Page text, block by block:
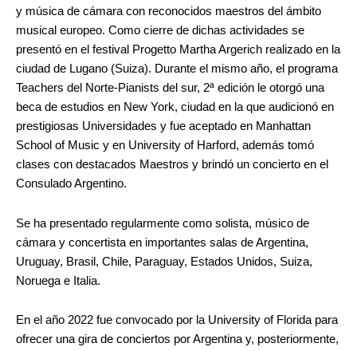
y música de cámara con reconocidos maestros del ámbito
musical europeo. Como cierre de dichas actividades se
presentó en el festival Progetto Martha Argerich realizado en la
ciudad de Lugano (Suiza). Durante el mismo año, el programa
Teachers del Norte-Pianists del sur, 2ª edición le otorgó una
beca de estudios en New York, ciudad en la que audicionó en
prestigiosas Universidades y fue aceptado en Manhattan
School of Music y en University of Harford, además tomó
clases con destacados Maestros y brindó un concierto en el
Consulado Argentino.
Se ha presentado regularmente como solista, músico de
cámara y concertista en importantes salas de Argentina,
Uruguay, Brasil, Chile, Paraguay, Estados Unidos, Suiza,
Noruega e Italia.
En el año 2022 fue convocado por la University of Florida para
ofrecer una gira de conciertos por Argentina y, posteriormente,